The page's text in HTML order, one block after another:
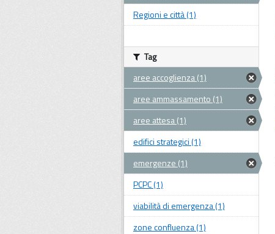
Regioni e città (1)
Tag
aree accoglienza (1)
aree ammassamento (1)
aree attesa (1)
edifici strategici (1)
emergenze (1)
PCPC (1)
viabilità di emergenza (1)
zone confluenza (1)